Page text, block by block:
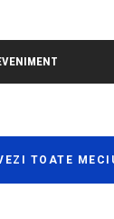
TOATE